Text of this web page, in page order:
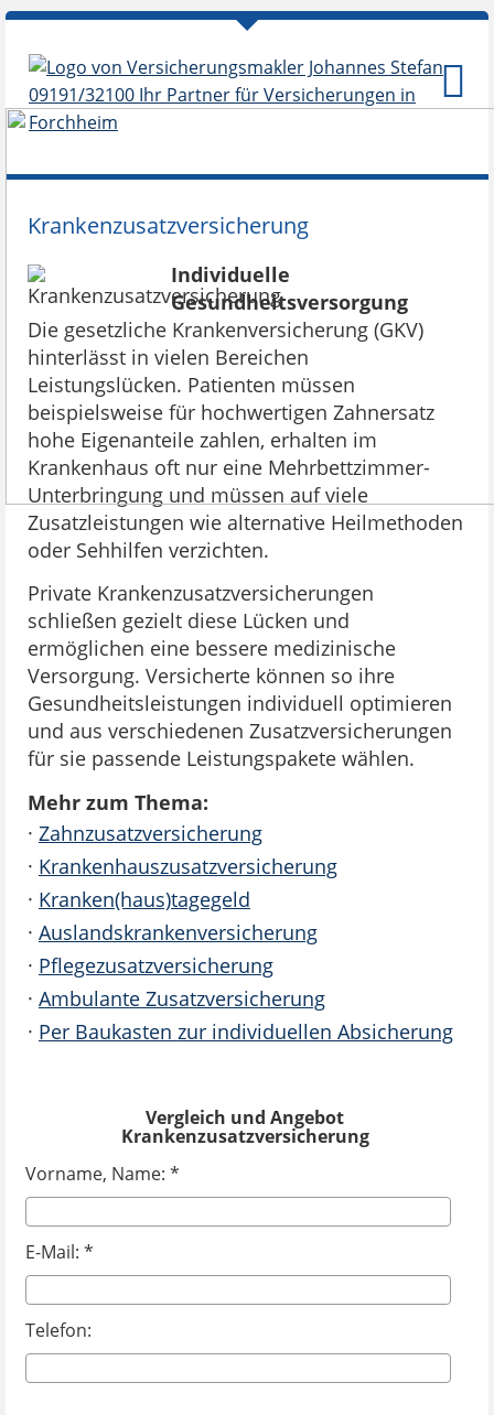
Krankenzusatzversicherung
Individuelle
Gesundheitsversorgung
Die gesetzliche Krankenversicherung (GKV)
hinterlässt in vielen Bereichen
Leistungslücken. Patienten müssen
beispielsweise für hochwertigen Zahnersatz
hohe Eigenanteile zahlen, erhalten im
Krankenhaus oft nur eine Mehrbettzimmer-
Unterbringung und müssen auf viele
Zusatzleistungen wie alternative Heilmethoden
oder Sehhilfen verzichten.
Private Krankenzusatzversicherungen
schließen gezielt diese Lücken und
ermöglichen eine bessere medizinische
Versorgung. Versicherte können so ihre
Gesundheitsleistungen individuell optimieren
und aus verschiedenen Zusatzversicherungen
für sie passende Leistungspakete wählen.
Mehr zum Thema:
· Zahnzusatzversicherung
· Krankenhauszusatzversicherung
· Kranken(haus)tagegeld
· Auslandskrankenversicherung
· Pflegezusatzversicherung
· Ambulante Zusatzversicherung
· Per Baukasten zur individuellen Absicherung
Vergleich und Angebot
Krankenzusatzversicherung
Vorname, Name: *
E-Mail: *
Telefon: